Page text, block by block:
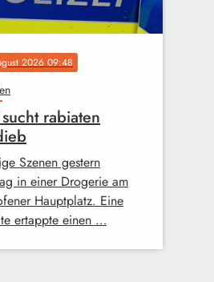
2026 09:48
rabiaten
Szenen gestern
in einer Drogerie am
Hauptplatz. Eine
ertappte einen …